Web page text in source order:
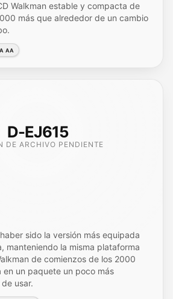
Walkman estable y compacta de
más que alrededor de un cambio
AA
D-EJ615
DE ARCHIVO PENDIENTE
sido la versión más equipada
manteniendo la misma plataforma
de comienzos de los 2000
en un paquete un poco más
usar.